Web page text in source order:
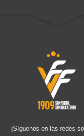
¡Síguenos en las redes